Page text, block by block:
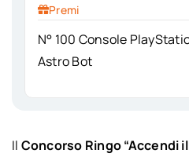
Premi
N° 100 Console
Astro Bot
Il Concorso Ringo “Accendi